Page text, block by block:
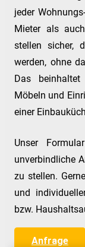
jeder
Mieter als
stellen sicher,
werden, ohne
Das
Möbeln und
einer
Unser
unverbindliche
zu stellen.
und
bzw.
Anfrage